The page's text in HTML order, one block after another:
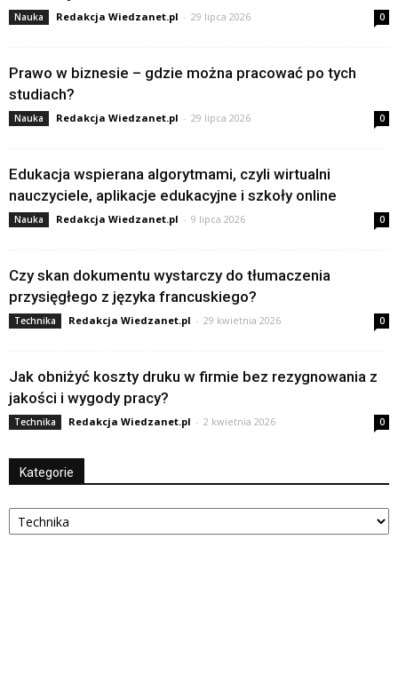
Nauka Redakcja Wiedzanet.pl - 29 lipca 2026 0
Prawo w biznesie – gdzie można pracować po tych
studiach?
Nauka Redakcja Wiedzanet.pl - 29 lipca 2026 0
Edukacja wspierana algorytmami, czyli wirtualni
nauczyciele, aplikacje edukacyjne i szkoły online
Nauka Redakcja Wiedzanet.pl - 9 lipca 2026 0
Czy skan dokumentu wystarczy do tłumaczenia
przysięgłego z języka francuskiego?
Technika Redakcja Wiedzanet.pl - 29 kwietnia 2026 0
Jak obniżyć koszty druku w firmie bez rezygnowania z
jakości i wygody pracy?
Technika Redakcja Wiedzanet.pl - 2 kwietnia 2026 0
Kategorie
Kategorie